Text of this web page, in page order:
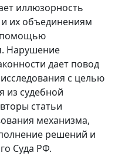
иллюзорность
их объединениям
помощью
Нарушение
дает повод
с целью
из судебной
статьи
механизма,
решений и
Суда РФ.